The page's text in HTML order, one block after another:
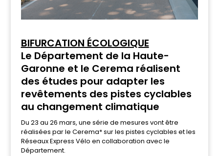
BIFURCATION ÉCOLOGIQUE
Le Département de la Haute-
Garonne et le Cerema réalisent
des études pour adapter les
revêtements des pistes cyclables
au changement climatique
Du 23 au 26 mars, une série de mesures vont être
réalisées par le Cerema* sur les pistes cyclables et les
Réseaux Express Vélo en collaboration avec le
Département.